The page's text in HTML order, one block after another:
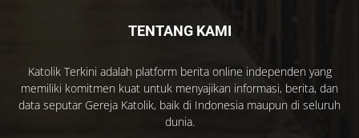
TENTANG KAMI
Katolik Terkini adalah platform berita online independen yang
memiliki komitmen kuat untuk menyajikan informasi, berita, dan
data seputar Gereja Katolik, baik di Indonesia maupun di seluruh
dunia.